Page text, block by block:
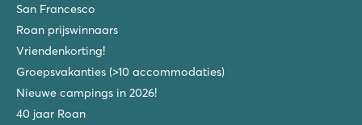
San Francesco
Roan prijswinnaars
Vriendenkorting!
Groepsvakanties (>10 accommodaties)
Nieuwe campings in 2026!
40 jaar Roan